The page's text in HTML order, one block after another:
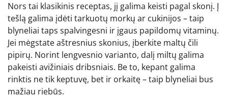
Nors tai klasikinis receptas, jį galima keisti pagal skonį. Į
tešlą galima įdėti tarkuotų morkų ar cukinijos – taip
blyneliai taps spalvingesni ir įgaus papildomų vitaminų.
Jei mėgstate aštresnius skonius, įberkite maltų čili
pipirų. Norint lengvesnio varianto, dalį miltų galima
pakeisti avižiniais dribsniais. Be to, kepant galima
rinktis ne tik keptuvę, bet ir orkaitę – taip blyneliai bus
mažiau riebūs.